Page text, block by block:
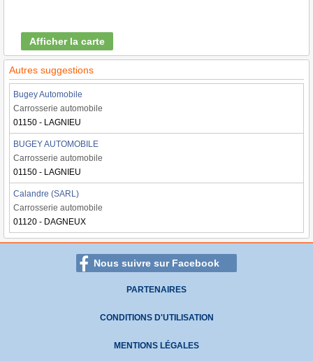
Afficher la carte
Autres suggestions
Bugey Automobile
Carrosserie automobile
01150 - LAGNIEU
BUGEY AUTOMOBILE
Carrosserie automobile
01150 - LAGNIEU
Calandre (SARL)
Carrosserie automobile
01120 - DAGNEUX
Nous suivre sur Facebook
PARTENAIRES
CONDITIONS D'UTILISATION
MENTIONS LÉGALES